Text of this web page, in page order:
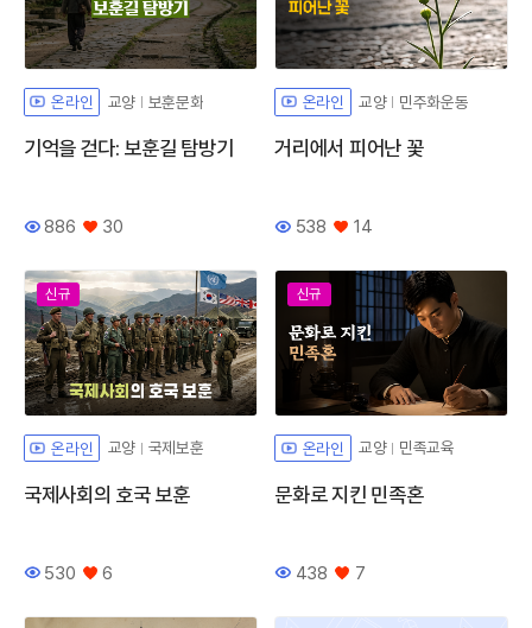
온라인 교양 보훈문화
기억을 걷다: 보훈길 탐방기
조회수
886
좋아요
30
온라인 교양 민주화운동
거리에서 피어난 꽃
조회수
538
좋아요
14
신규
온라인 교양 국제보훈
국제사회의 호국 보훈
조회수
530
좋아요
6
신규
온라인 교양 민족교육
문화로 지킨 민족혼
조회수
438
좋아요
7